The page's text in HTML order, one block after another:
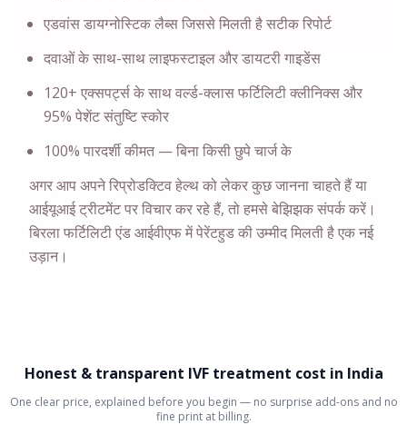
एडवांस डायग्नोस्टिक लैब्स जिससे मिलती है सटीक रिपोर्ट
दवाओं के साथ-साथ लाइफस्टाइल और डायटरी गाइडेंस
120+ एक्सपर्ट्स के साथ वर्ल्ड-क्लास फर्टिलिटी क्लीनिक्स और
95% पेशेंट संतुष्टि स्कोर
100% पारदर्शी कीमत — बिना किसी छुपे चार्ज के
अगर आप अपने रिप्रोडक्टिव हेल्थ को लेकर कुछ जानना चाहते हैं या
आईयूआई ट्रीटमेंट पर विचार कर रहे हैं, तो हमसे बेझिझक संपर्क करें।
बिरला फर्टिलिटी एंड आईवीएफ में पेरेंटहुड की उम्मीद मिलती है एक नई
उड़ान।
Honest & transparent IVF treatment cost in India
One clear price, explained before you begin — no surprise add-ons and no
fine print at billing.